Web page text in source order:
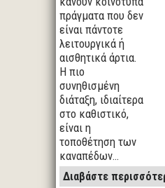
πράγματα που δεν
είναι πάντοτε
λειτουργικά ή
αισθητικά άρτια.
Η πιο
συνηθισμένη
διάταξη, ιδιαίτερα
στο καθιστικό,
είναι η
τοποθέτηση των
καναπέδων…
Διαβάστε